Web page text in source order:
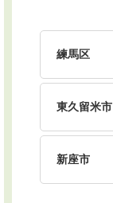
練馬区
東久留米市
新座市